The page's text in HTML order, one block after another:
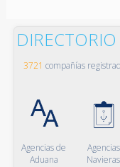
3721 compañías
Agencias de
Aduana
Agencias
Navieras